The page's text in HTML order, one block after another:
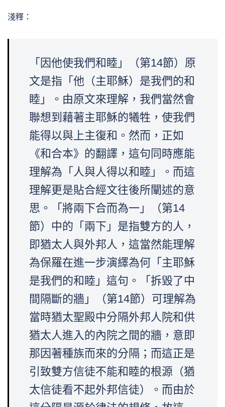
淺釋：
「因他使我們和睦」（第14節）原
文是指「他（主耶穌）是我們的和
睦」。由原文來理解，我們當然會
聯想到藉著主耶穌的犧牲，使我們
能得以與上主復和。然而，正如
《和合本》的翻譯，這句同時應能
理解為「人與人得以和睦」。而這
理解更是貼合經文往後所闡述的意
思。「將兩下合而為一」（第14
節）中的「兩下」是指雙方的人，
即猶太人與外邦人，這當然能理解
為保羅在進一步演繹為何「主耶穌
是我們的和睦」這句。「拆毀了中
間隔斷的牆」（第14節）可理解為
當時猶太聖殿中分隔外邦人院和供
猶太人進入的內院之間的牆，意即
那因著種族而來的分隔；而這正是
引致雙方信徒不能和睦的根源（猶
太信徒看不起外邦信徒）。而由於